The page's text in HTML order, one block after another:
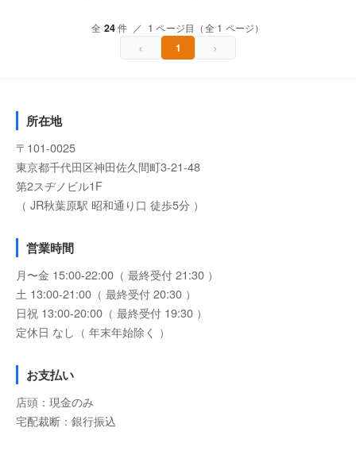
全 24件 ／ 1 ページ目（全 1 ページ）
‹ 1 ›
所在地
〒101-0025
東京都千代田区神田佐久間町3-21-48
第2スヂノビル1F
（ JR秋葉原駅 昭和通り口 徒歩5分 ）
営業時間
月〜金 15:00-22:00（ 最終受付 21:30 ）
土 13:00-21:00（ 最終受付 20:30 ）
日祝 13:00-20:00（ 最終受付 19:30 ）
定休日 なし（ 年末年始除く ）
お支払い
店頭：現金のみ
宅配裁断：銀行振込